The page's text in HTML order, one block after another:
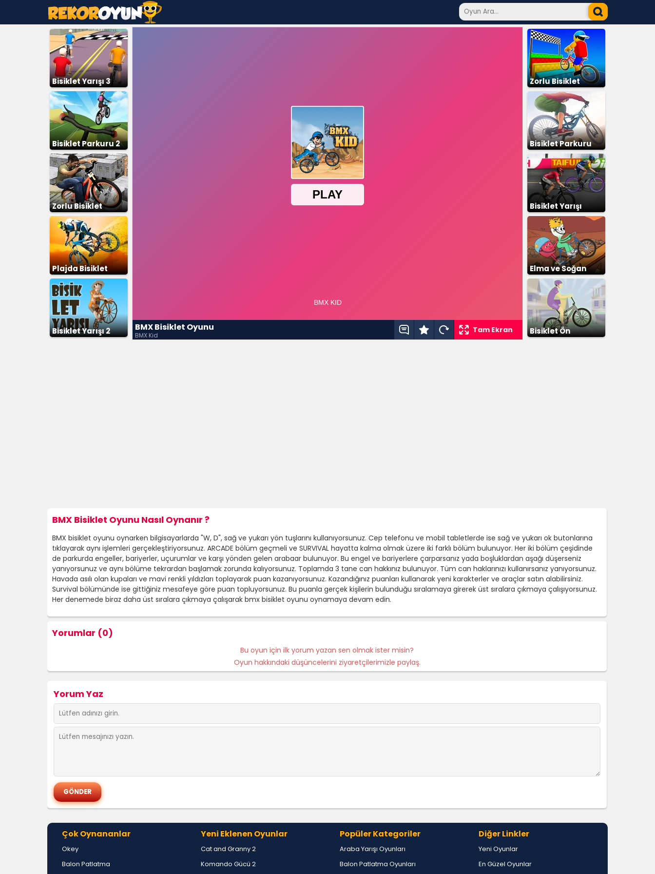
Bisiklet Yarışı 3
Bisiklet Parkuru 2
Zorlu Bisiklet
Plajda Bisiklet
Yarışı
Bisiklet Yarışı 2 BMX Bisiklet Oyunu
BMX Kid
Tam Ekran
Zorlu Bisiklet
Parkuru
Bisiklet Parkuru
Bisiklet Yarışı
Elma ve Soğan
Bisiklet
Bisiklet Ön
BMX Bisiklet Oyunu Nasıl Oynanır ?
BMX bisiklet oyunu oynarken bilgisayarlarda "W, D", sağ ve yukarı yön tuşlarını kullanıyorsunuz. Cep telefonu ve mobil tabletlerde ise sağ ve yukarı ok butonlarına
tıklayarak aynı işlemleri gerçekleştiriyorsunuz. ARCADE bölüm geçmeli ve SURVIVAL hayatta kalma olmak üzere iki farklı bölüm bulunuyor. Her iki bölüm çeşidinde
de parkurda engeller, bariyerler, uçurumlar ve karşı yönden gelen arabaar bulunuyor. Bu engel ve bariyerlere çarparsanız yada boşluklardan aşağı düşerseniz
yanıyorsunuz ve aynı bölüme tekrardan başlamak zorunda kalıyorsunuz. Toplamda 3 tane can hakkınız bulunuyor. Tüm can haklarınızı kullanırsanız yanıyorsunuz.
Havada asılı olan kupaları ve mavi renkli yıldızları toplayarak puan kazanıyorsunuz. Kazandığınız puanları kullanarak yeni karakterler ve araçlar satın alabilirsiniz.
Survival bölümünde ise gittiğiniz mesafeye göre puan topluyorsunuz. Bu puanla gerçek kişilerin bulunduğu sıralamaya girerek üst sıralara çıkmaya çalışıyorsunuz.
Her denemede biraz daha üst sıralara çıkmaya çalışarak bmx bisiklet oyunu oynamaya devam edin.
Yorumlar (0)
Bu oyun için ilk yorum yazan sen olmak ister misin?
Oyun hakkındaki düşüncelerini ziyaretçilerimizle paylaş.
Yorum Yaz
Çok Oynananlar
Okey
Balon Patlatma
Yeni Eklenen Oyunlar
Cat and Granny 2
Komando Gücü 2
Popüler Kategoriler
Araba Yarışı Oyunları
Balon Patlatma Oyunları
Diğer Linkler
Yeni Oyunlar
En Güzel Oyunlar